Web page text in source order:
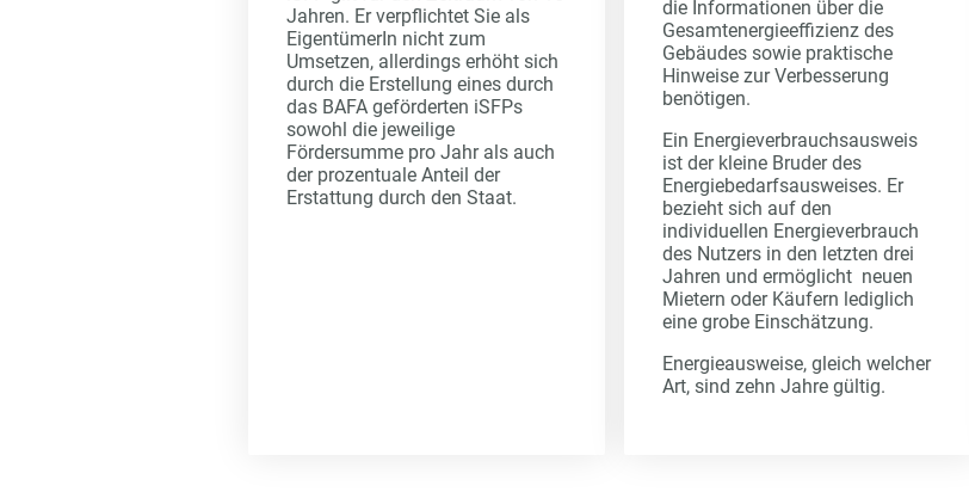
Jahren. Er verpflichtet Sie als
EigentümerIn nicht zum
Umsetzen, allerdings erhöht sich
durch die Erstellung eines durch
das BAFA geförderten iSFPs
sowohl die jeweilige
Fördersumme pro Jahr als auch
der prozentuale Anteil der
Erstattung durch den Staat.
die Informationen über die
Gesamtenergieeffizienz des
Gebäudes sowie praktische
Hinweise zur Verbesserung
benötigen.
Ein Energieverbrauchsausweis
ist der kleine Bruder des
Energiebedarfsausweises. Er
bezieht sich auf den
individuellen Energieverbrauch
des Nutzers in den letzten drei
Jahren und ermöglicht neuen
Mietern oder Käufern lediglich
eine grobe Einschätzung.
Energieausweise, gleich welcher
Art, sind zehn Jahre gültig.